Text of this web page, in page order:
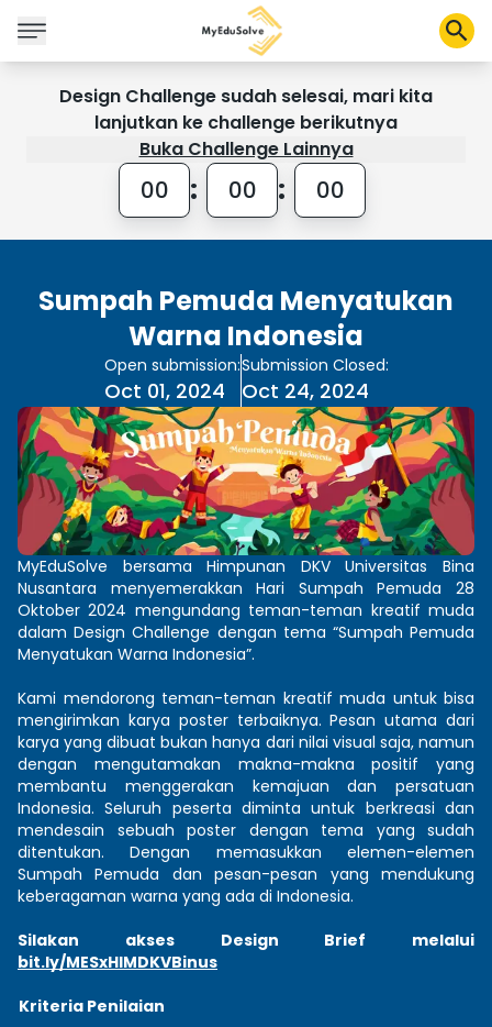
Solusi Perusahaan
Shop
Keranjang Saya
Profil
Design Challenge sudah selesai, mari kita
lanjutkan ke challenge berikutnya
Buka Challenge Lainnya
00 : 00 : 00
Sumpah Pemuda Menyatukan
Warna Indonesia
Open submission:
Oct 01, 2024
Submission Closed:
Oct 24, 2024
MyEduSolve bersama Himpunan DKV Universitas Bina
Nusantara menyemerakkan Hari Sumpah Pemuda 28
Oktober 2024 mengundang teman-teman kreatif muda
dalam Design Challenge dengan tema “Sumpah Pemuda
Menyatukan Warna Indonesia”.
Kami mendorong teman-teman kreatif muda untuk bisa
mengirimkan karya poster terbaiknya. Pesan utama dari
karya yang dibuat bukan hanya dari nilai visual saja, namun
dengan mengutamakan makna-makna positif yang
membantu menggerakan kemajuan dan persatuan
Indonesia. Seluruh peserta diminta untuk berkreasi dan
mendesain sebuah poster dengan tema yang sudah
ditentukan. Dengan memasukkan elemen-elemen
Sumpah Pemuda dan pesan-pesan yang mendukung
keberagaman warna yang ada di Indonesia.
bit.ly/MESxHIMDKVBinus
Kriteria Penilaian